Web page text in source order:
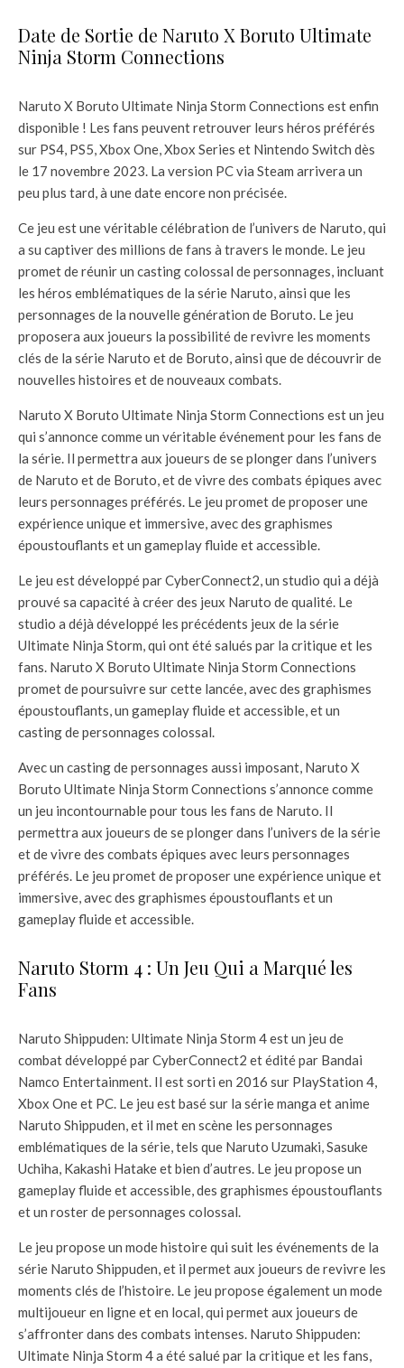
Date de Sortie de Naruto X Boruto Ultimate
Ninja Storm Connections
Naruto X Boruto Ultimate Ninja Storm Connections est enfin
disponible ! Les fans peuvent retrouver leurs héros préférés
sur PS4, PS5, Xbox One, Xbox Series et Nintendo Switch dès
le 17 novembre 2023. La version PC via Steam arrivera un
peu plus tard, à une date encore non précisée.
Ce jeu est une véritable célébration de l’univers de Naruto, qui
a su captiver des millions de fans à travers le monde. Le jeu
promet de réunir un casting colossal de personnages, incluant
les héros emblématiques de la série Naruto, ainsi que les
personnages de la nouvelle génération de Boruto. Le jeu
proposera aux joueurs la possibilité de revivre les moments
clés de la série Naruto et de Boruto, ainsi que de découvrir de
nouvelles histoires et de nouveaux combats.
Naruto X Boruto Ultimate Ninja Storm Connections est un jeu
qui s’annonce comme un véritable événement pour les fans de
la série. Il permettra aux joueurs de se plonger dans l’univers
de Naruto et de Boruto, et de vivre des combats épiques avec
leurs personnages préférés. Le jeu promet de proposer une
expérience unique et immersive, avec des graphismes
époustouflants et un gameplay fluide et accessible.
Le jeu est développé par CyberConnect2, un studio qui a déjà
prouvé sa capacité à créer des jeux Naruto de qualité. Le
studio a déjà développé les précédents jeux de la série
Ultimate Ninja Storm, qui ont été salués par la critique et les
fans. Naruto X Boruto Ultimate Ninja Storm Connections
promet de poursuivre sur cette lancée, avec des graphismes
époustouflants, un gameplay fluide et accessible, et un
casting de personnages colossal.
Avec un casting de personnages aussi imposant, Naruto X
Boruto Ultimate Ninja Storm Connections s’annonce comme
un jeu incontournable pour tous les fans de Naruto. Il
permettra aux joueurs de se plonger dans l’univers de la série
et de vivre des combats épiques avec leurs personnages
préférés. Le jeu promet de proposer une expérience unique et
immersive, avec des graphismes époustouflants et un
gameplay fluide et accessible.
Naruto Storm 4 : Un Jeu Qui a Marqué les
Fans
Naruto Shippuden: Ultimate Ninja Storm 4 est un jeu de
combat développé par CyberConnect2 et édité par Bandai
Namco Entertainment. Il est sorti en 2016 sur PlayStation 4,
Xbox One et PC. Le jeu est basé sur la série manga et anime
Naruto Shippuden, et il met en scène les personnages
emblématiques de la série, tels que Naruto Uzumaki, Sasuke
Uchiha, Kakashi Hatake et bien d’autres. Le jeu propose un
gameplay fluide et accessible, des graphismes époustouflants
et un roster de personnages colossal.
Le jeu propose un mode histoire qui suit les événements de la
série Naruto Shippuden, et il permet aux joueurs de revivre les
moments clés de l’histoire. Le jeu propose également un mode
multijoueur en ligne et en local, qui permet aux joueurs de
s’affronter dans des combats intenses. Naruto Shippuden:
Ultimate Ninja Storm 4 a été salué par la critique et les fans,